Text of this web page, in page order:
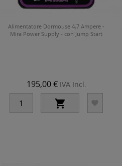
Alimentatore Dormouse 4,7 Ampere -
Mira Power Supply - con Jump Start
195,00 € IVA Incl.
 